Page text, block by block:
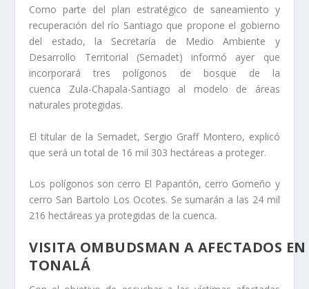
Como parte del plan estratégico de saneamiento y
recuperación del río Santiago que propone el gobierno
del estado, la Secretaría de Medio Ambiente y
Desarrollo Territorial (Semadet) informó ayer que
incorporará tres polígonos de bosque de la
cuenca Zula-Chapala-Santiago al modelo de áreas
naturales protegidas.
El titular de la Semadet, Sergio Graff Montero, explicó
que será un total de 16 mil 303 hectáreas a proteger.
Los polígonos son cerro El Papantón, cerro Gomeño y
cerro San Bartolo Los Ocotes. Se sumarán a las 24 mil
216 hectáreas ya protegidas de la cuenca.
VISITA OMBUDSMAN A AFECTADOS EN
TONALÁ